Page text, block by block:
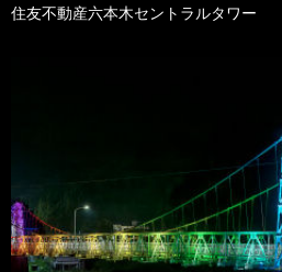
住友不動産六本木セントラルタワー